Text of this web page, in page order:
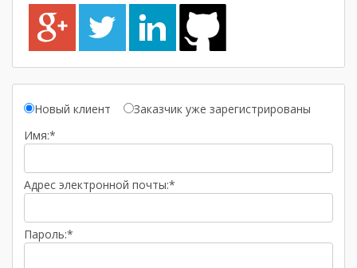
Новый клиент
Заказчик уже зарегистрированы
Имя:*
Адрес электронной почты:*
Пароль:*